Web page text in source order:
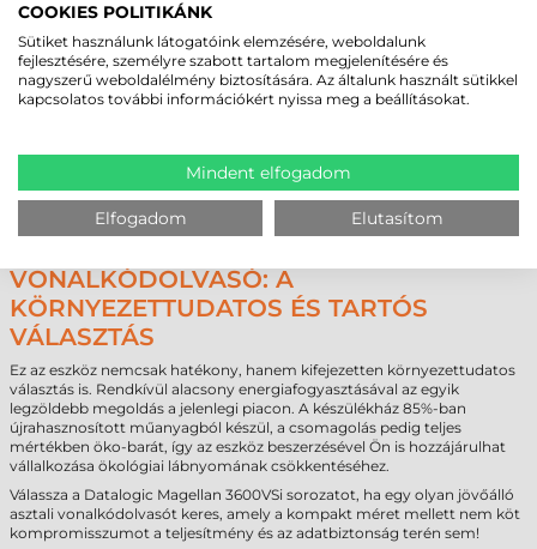
csökkentik a leltárhiányt és növelik az üzletbiztonságot. Az integrált
UHF RFID támogatás és az EAS (elektronikus áruvédelem)
kompatibilitás lehetővé teszi az árucímkék deaktiválását közvetlenül a
szkenneléskor.
A Datalogic Magellan 3670 VSI modell színes kamerája új távlatokat nyit:
felvételek készítésére a fizetési folyamatról. Ez a multifunkcionalitás
csökkenti az egyéb perifériák szükségességét, így költséghatékonyabbá
teszi a POS-állomást.
VONALKÓDOLVASÓ: A
KÖRNYEZETTUDATOS ÉS TARTÓS
VÁLASZTÁS
Ez az eszköz nemcsak hatékony, hanem kifejezetten környezettudatos
választás is. Rendkívül alacsony energiafogyasztásával az egyik
legzöldebb megoldás a jelenlegi piacon. A készülékház 85%-ban
újrahasznosított műanyagból készül, a csomagolás pedig teljes
mértékben öko-barát, így az eszköz beszerzésével Ön is hozzájárulhat
vállalkozása ökológiai lábnyomának csökkentéséhez.
Válassza a Datalogic Magellan 3600VSi sorozatot, ha egy olyan jövőálló
asztali vonalkódolvasót keres, amely a kompakt méret mellett nem köt
kompromisszumot a teljesítmény és az adatbiztonság terén sem!
COOKIES POLITIKÁNK
Sütiket használunk látogatóink elemzésére, weboldalunk
fejlesztésére, személyre szabott tartalom megjelenítésére és
nagyszerű weboldalélmény biztosítására. Az általunk használt sütikkel
kapcsolatos további információkért nyissa meg a beállításokat.
Mindent elfogadom
Elfogadom Elutasítom